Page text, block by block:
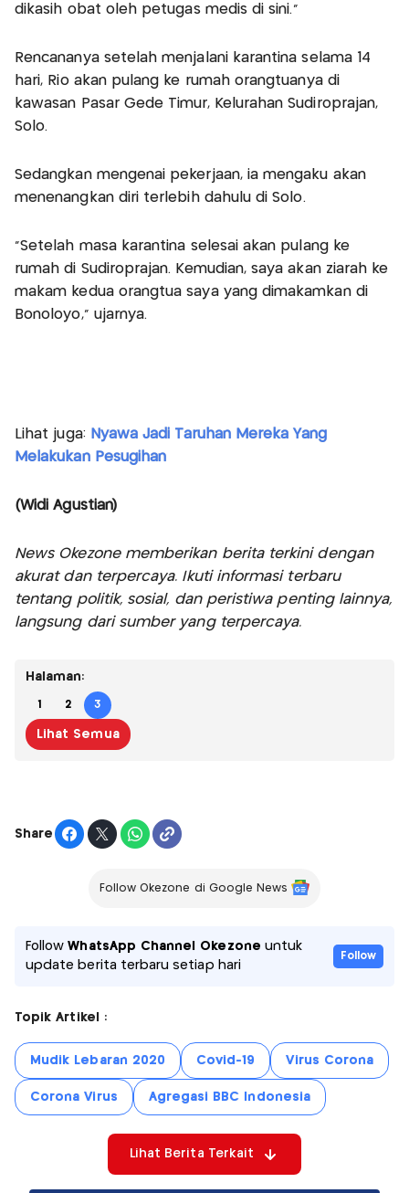
dikasih obat oleh petugas medis di sini."
Rencananya setelah menjalani karantina selama 14
hari, Rio akan pulang ke rumah orangtuanya di
kawasan Pasar Gede Timur, Kelurahan Sudiroprajan,
Solo.
Sedangkan mengenai pekerjaan, ia mengaku akan
menenangkan diri terlebih dahulu di Solo.
"Setelah masa karantina selesai akan pulang ke
rumah di Sudiroprajan. Kemudian, saya akan ziarah ke
makam kedua orangtua saya yang dimakamkan di
Bonoloyo," ujarnya.
Lihat juga: Nyawa Jadi Taruhan Mereka Yang
Melakukan Pesugihan
(Widi Agustian)
News Okezone memberikan berita terkini dengan
akurat dan terpercaya. Ikuti informasi terbaru
tentang politik, sosial, dan peristiwa penting lainnya,
langsung dari sumber yang terpercaya.
Halaman:
1 2 3
Lihat Semua
Share
Follow Okezone di Google News
FollowWhatsApp Channel Okezone untuk
update berita terbaru setiap hari
Follow
Topik Artikel :
Mudik Lebaran 2020 Covid-19 Virus Corona
Corona Virus Agregasi BBC Indonesia
Lihat Berita Terkait